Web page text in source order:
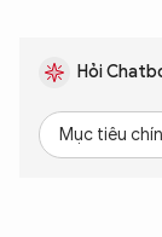
Hỏi
Mục tiêu